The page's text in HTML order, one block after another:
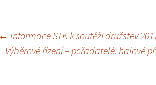
← Informace STK k soutěži družstev
Výběrové řízení – pořadatelé: halové